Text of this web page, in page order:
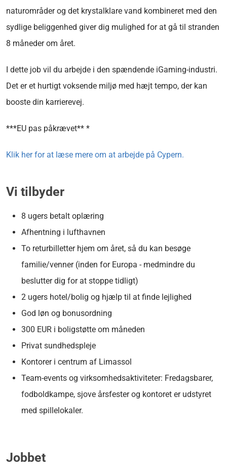
naturområder og det krystalklare vand kombineret med den
sydlige beliggenhed giver dig mulighed for at gå til stranden
8 måneder om året.
I dette job vil du arbejde i den spændende iGaming-industri.
Det er et hurtigt voksende miljø med hæjt tempo, der kan
booste din karrierevej.
***EU pas påkrævet** *
Klik her for at læse mere om at arbejde på Cypern.
Vi tilbyder
8 ugers betalt oplæring
Afhentning i lufthavnen
To returbilletter hjem om året, så du kan besøge
familie/venner (inden for Europa - medmindre du
beslutter dig for at stoppe tidligt)
2 ugers hotel/bolig og hjælp til at finde lejlighed
God løn og bonusordning
300 EUR i boligstøtte om måneden
Privat sundhedspleje
Kontorer i centrum af Limassol
Team-events og virksomhedsaktiviteter: Fredagsbarer,
fodboldkampe, sjove årsfester og kontoret er udstyret
med spillelokaler.
Jobbet